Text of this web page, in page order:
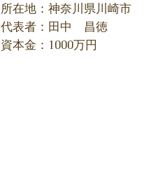
所在地：神奈川県川崎市
代表者：田中 昌徳
​資本金：1000万円